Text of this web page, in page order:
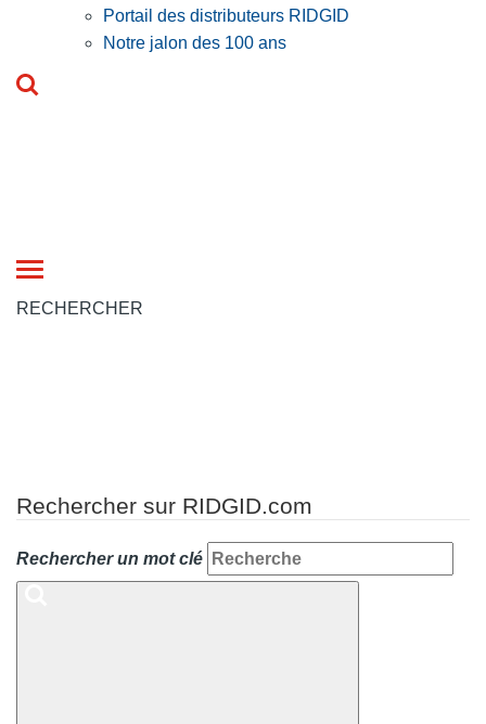
Portail des distributeurs RIDGID
Notre jalon des 100 ans
Toggle
navigation
RECHERCHER
Rechercher sur RIDGID.com
Rechercher un mot clé